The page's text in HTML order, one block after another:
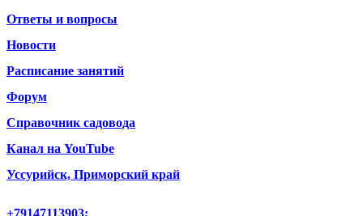
Ответы и вопросы
Новости
Расписание занятий
Форум
Справочник садовода
Канал на YouTube
Уссурийск, Приморский край
+79147113903;